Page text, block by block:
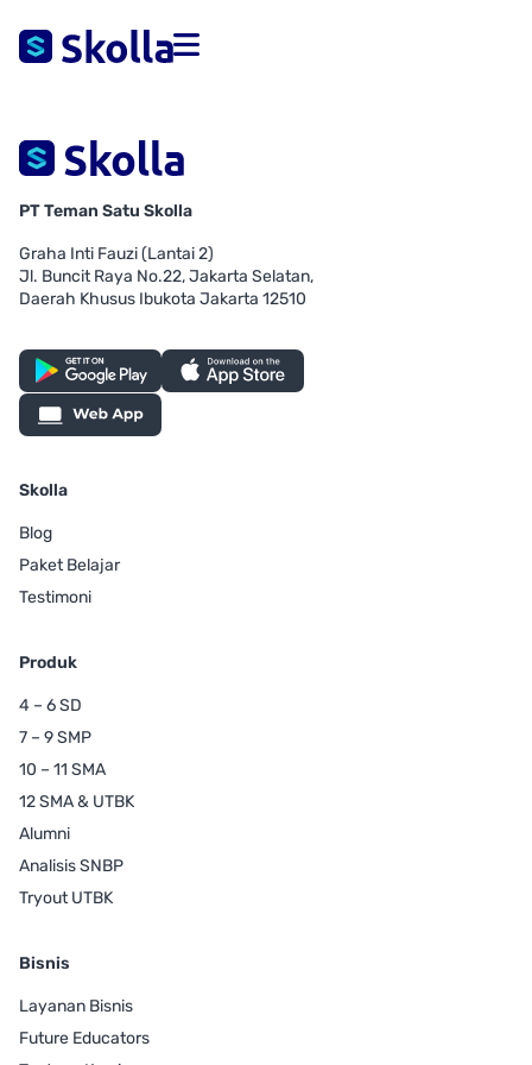
PT Teman Satu Skolla
Graha Inti Fauzi (Lantai 2)
Jl. Buncit Raya No.22, Jakarta Selatan,
Daerah Khusus Ibukota Jakarta 12510
Skolla
Blog
Paket Belajar
Testimoni
Produk
4 – 6 SD
7 – 9 SMP
10 – 11 SMA
12 SMA & UTBK
Alumni
Analisis SNBP
Tryout UTBK
Bisnis
Layanan Bisnis
Future Educators